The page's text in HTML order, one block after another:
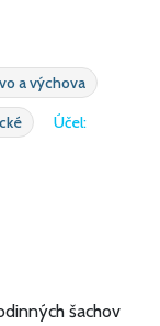
a výchova
Účel:
šachov